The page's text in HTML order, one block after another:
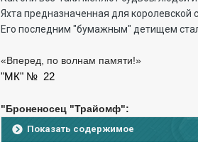
Яхта предназначенная для
Его последним "бумажным" детищем
«Вперед, по волнам памяти!»
"МК" № 22
"Броненосец "Трайомф":
Показать содержимое